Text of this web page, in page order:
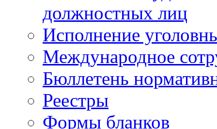
должностных лиц
Исполнение
Международное
Бюллетень
Реестры
Формы бланков